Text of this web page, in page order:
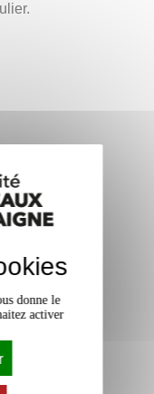
donne le
activer